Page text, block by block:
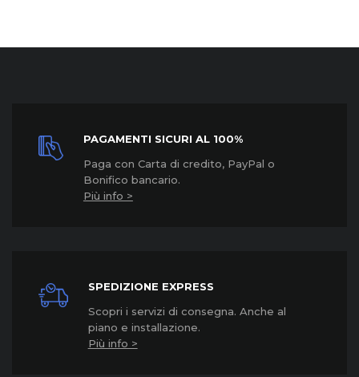
PAGAMENTI SICURI AL 100%
Paga con Carta di credito, PayPal o
Bonifico bancario.
Più info >
SPEDIZIONE EXPRESS
Scopri i servizi di consegna. Anche al
piano e installazione.
Più info >